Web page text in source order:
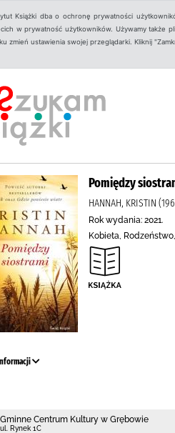
Książki dba o ochronę prywatności
w prywatność użytkowników. Używamy także
zmień ustawienia swojej przeglądarki. Kliknij
Pomiędzy
HANNAH, KRISTIN
Rok wydania: 2021.
Kobieta,
Gminne Centrum Kultury w Grębowie
ul. Rynek 1C